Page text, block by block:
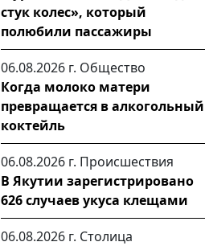
стук колес», который
полюбили пассажиры
06.08.2026 г. Общество
Когда молоко матери
превращается в алкогольный
коктейль
06.08.2026 г. Происшествия
В Якутии зарегистрировано
626 случаев укуса клещами
06.08.2026 г. Столица